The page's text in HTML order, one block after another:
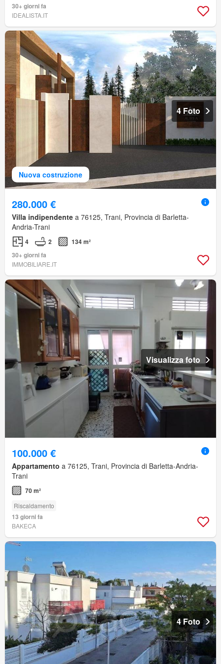
30+ giorni fa
IDEALISTA.IT
Nuova costruzione
4 Foto
280.000 €
Villa indipendente a 76125, Trani, Provincia di Barletta-
Andria-Trani
4 2
134 m²
30+ giorni fa
IMMOBILIARE.IT
Visualizza foto
100.000 €
Appartamento a 76125, Trani, Provincia di Barletta-Andria-
Trani
70 m²
Riscaldamento
13 giorni fa
BAKECA
4 Foto